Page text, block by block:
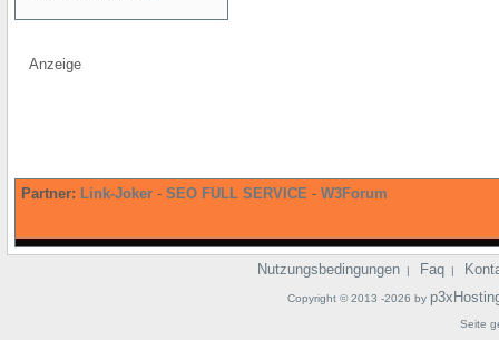
Anzeige
Partner: Link-Joker - SEO FULL SERVICE - W3Forum
Nutzungsbedingungen | Faq |
Copyright © 2013 -2026 by
Seite